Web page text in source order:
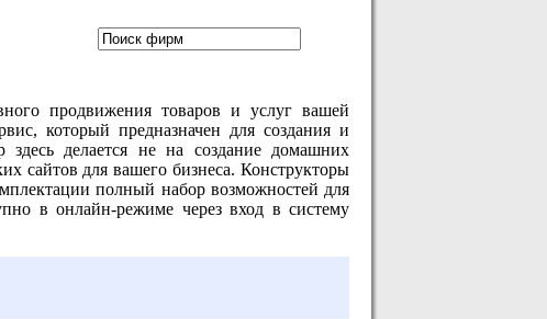
продвижения товаров и услуг вашей
который предназначен для создания и
делается не на создание домашних
сайтов для вашего бизнеса. Конструкторы
полный набор возможностей для
в онлайн-режиме через вход в систему